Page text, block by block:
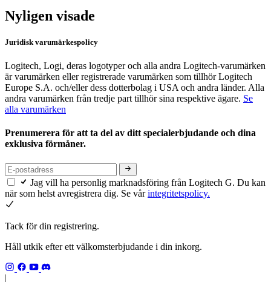
Nyligen visade
Juridisk varumärkespolicy
Logitech, Logi, deras logotyper och alla andra Logitech-varumärken
är varumärken eller registrerade varumärken som tillhör Logitech
Europe S.A. och/eller dess dotterbolag i USA och andra länder. Alla
andra varumärken från tredje part tillhör sina respektive ägare. Se
alla varumärken
Prenumerera för att ta del av ditt specialerbjudande och dina
exklusiva förmåner.
Jag vill ha personlig marknadsföring från Logitech G. Du kan
när som helst avregistrera dig. Se vårintegritetspolicy.
Tack för din registrering.
Håll utkik efter ett välkomsterbjudande i din inkorg.